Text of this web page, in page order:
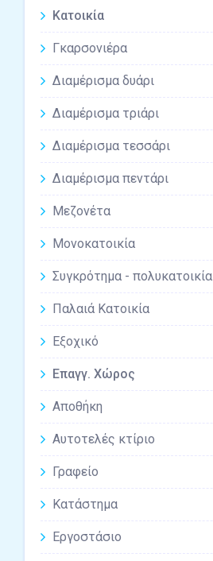
Κατοικία
Γκαρσονιέρα
Διαμέρισμα δυάρι
Διαμέρισμα τριάρι
Διαμέρισμα τεσσάρι
Διαμέρισμα πεντάρι
Μεζονέτα
Μονοκατοικία
Συγκρότημα - πολυκατοικία
Παλαιά Κατοικία
Εξοχικό
Επαγγ. Χώρος
Αποθήκη
Αυτοτελές κτίριο
Γραφείο
Κατάστημα
Εργοστάσιο